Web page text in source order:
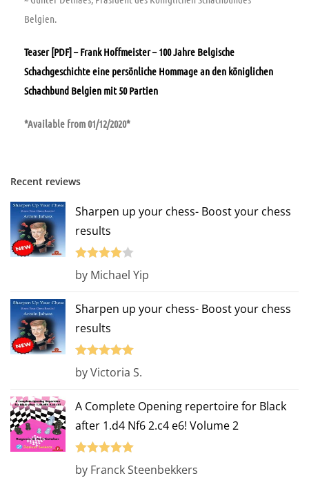
Belgien.
Teaser [PDF] – Frank Hoffmeister – 100 Jahre Belgische
Schachgeschichte eine persönliche Hommage an den königlichen
Schachbund Belgien mit 50 Partien
*Available from 01/12/2020*
Recent reviews
Sharpen up your chess- Boost your chess
results
Rated
by Michael Yip
Sharpen up your chess- Boost your chess
results
Rated
out
by Victoria S.
A Complete Opening repertoire for Black
after 1.d4 Nf6 2.c4 e6! Volume 2
Rated
out
by Franck Steenbekkers